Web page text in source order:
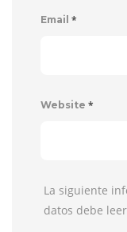
Email *
Website *
La siguiente
datos debe